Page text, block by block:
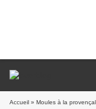
Accueil » Moules à la